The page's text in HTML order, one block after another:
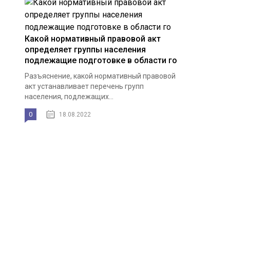
Какой нормативный правовой акт
определяет группы населения
подлежащие подготовке в области го
Разъяснение, какой нормативный правовой
акт устанавливает перечень групп
населения, подлежащих...
0 18.08.2022